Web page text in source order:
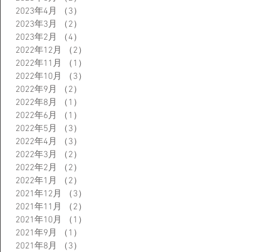
2023年4月
（3）
2023年3月
（2）
2023年2月
（4）
2022年12月
（2）
2022年11月
（1）
2022年10月
（3）
2022年9月
（2）
2022年8月
（1）
2022年6月
（1）
2022年5月
（3）
2022年4月
（3）
2022年3月
（2）
2022年2月
（2）
2022年1月
（2）
2021年12月
（3）
2021年11月
（2）
2021年10月
（1）
2021年9月
（1）
2021年8月
（3）